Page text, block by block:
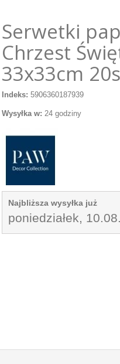
Serwetki
Chrzest
33x33cm
Indeks: 5906360187939
Wysyłka w: 24 godziny
Najbliższa wysyłka już
poniedziałek,